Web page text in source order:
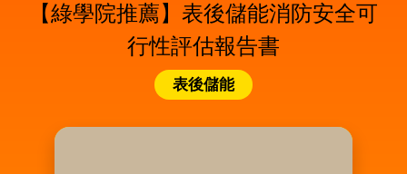
【綠學院推薦】表後儲能消防安全可
行性評估報告書
表後儲能